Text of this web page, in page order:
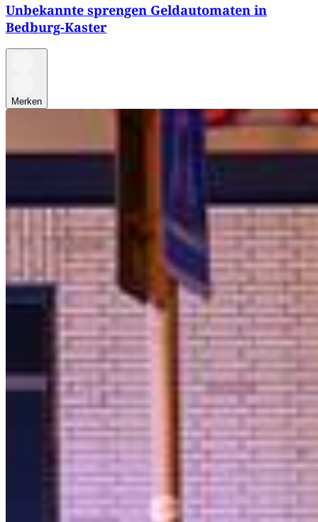
Unbekannte sprengen Geldautomaten in
Bedburg-Kaster
Merken